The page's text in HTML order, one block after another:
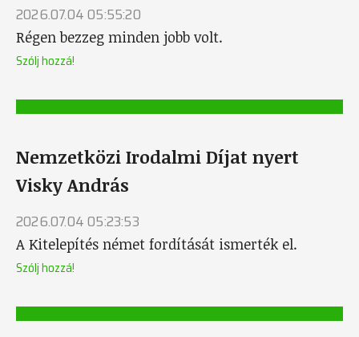
2026.07.04 05:55:20
Régen bezzeg minden jobb volt.
Szólj hozzá!
Nemzetközi Irodalmi Díjat nyert
Visky András
2026.07.04 05:23:53
A Kitelepítés német fordítását ismerték el.
Szólj hozzá!